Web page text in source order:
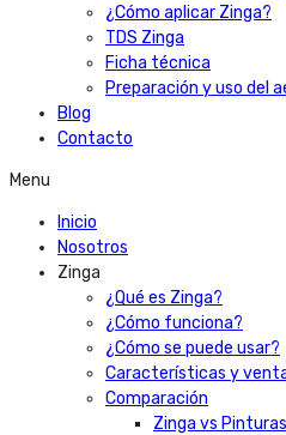
¿Cómo aplicar Zinga?
TDS Zinga
Ficha técnica
Preparación y uso del
Blog
Contacto
Menu
Inicio
Nosotros
Zinga
¿Qué es Zinga?
¿Cómo funciona?
¿Cómo se puede usar?
Características y
Comparación
Zinga vs Pinturas